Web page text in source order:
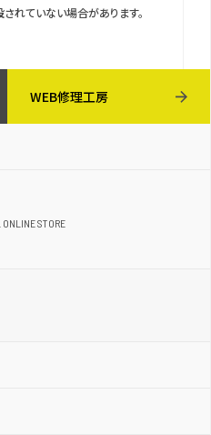
ていない場合があります。
WEB修理工房
STORE